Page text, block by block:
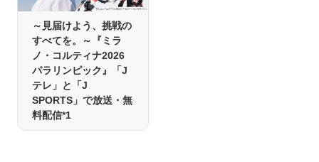
～見届けよう、挑戦の
すべてを。～『ミラ
ノ・コルティナ2026
パラリンピック』「J
テレ」と「J
SPORTS」で放送・無
料配信*1